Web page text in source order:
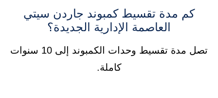
كم مدة تقسيط كمبوند جاردن سيتي
العاصمة الإدارية الجديدة؟
تصل مدة تقسيط وحدات الكمبوند إلى 10 سنوات
كاملة.